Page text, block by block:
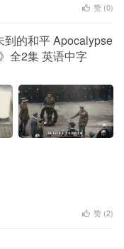
赞 (0)
到的和平 Apocalypse
全2集 英语中字
赞 (2)